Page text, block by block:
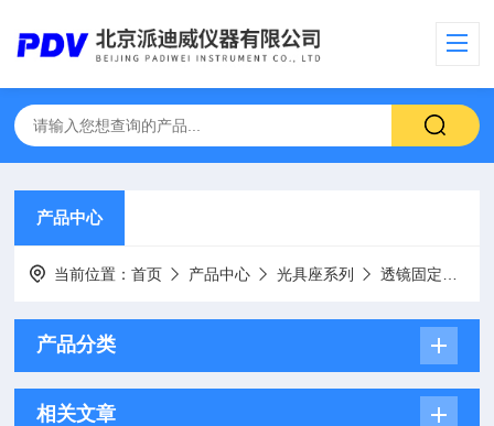
产品中心
当前位置：首页 产品中心 光具座系列 透镜固定架
产品分类
相关文章